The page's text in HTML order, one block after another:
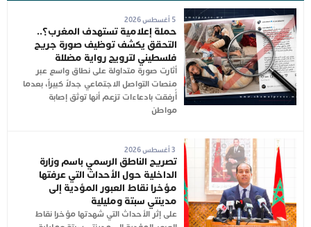
5 أغسطس 2026
حملة إعلامية تستهدف المغرب؟..
التحقق يكشف توظيف صورة جريح
فلسطيني لترويج رواية مضللة
أثارت صورة متداولة على نطاق واسع عبر
منصات التواصل الاجتماعي جدلاً كبيراً، بعدما
أُرفقت بادعاءات تزعم أنها توثق إصابة
مواطن
تصريح الناطق الرسمي باسم وزارة
الداخلية حول الأحداث التي عرفتها
مؤخرا نقاط العبور المؤدية إلى
مدينتي سبتة ومليلية
على إثر الأحداث التي شهدتها مؤخرا نقاط